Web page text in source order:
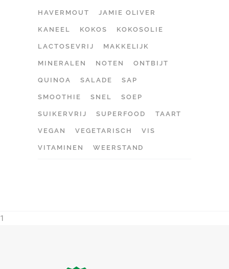
HAVERMOUT JAMIE OLIVER
KANEEL KOKOS KOKOSOLIE
LACTOSEVRIJ MAKKELIJK
MINERALEN NOTEN ONTBIJT
QUINOA SALADE SAP
SMOOTHIE SNEL SOEP
SUIKERVRIJ SUPERFOOD TAART
VEGAN VEGETARISCH VIS
VITAMINEN WEERSTAND
1